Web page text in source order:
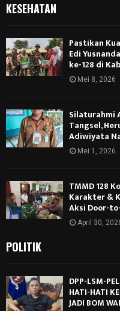
KESEHATAN
Pastikan
Edi
ke-128 di
Mei 8, 2026
Silaturahmi
Tangsel,
Adiwiyata
Mei 1, 2026
TMMD 128
Karakter &
Aksi Door-
April 30,
POLITIK
DPP-LSM-
HATI-HATI
JADI BOM